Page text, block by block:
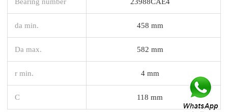
da min. 458 mm
Da max. 582 mm
r min. 4 mm
C 118 mm